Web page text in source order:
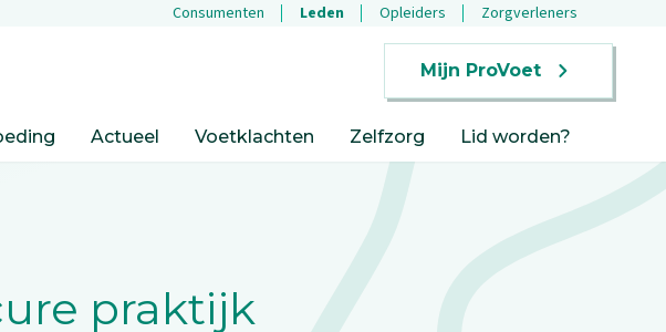
Consumenten Leden Opleiders Zorgverleners
Mijn ProVoet
Actueel Voetklachten Zelfzorg Lid worden?
praktijk